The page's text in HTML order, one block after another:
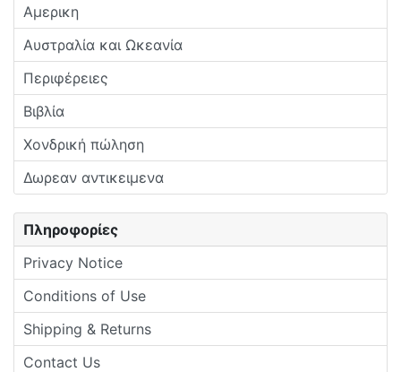
Αμερικη
Αυστραλία και Ωκεανία
Περιφέρειες
Βιβλία
Χονδρική πώληση
Δωρεαν αντικειμενα
Πληροφορίες
Privacy Notice
Conditions of Use
Shipping & Returns
Contact Us